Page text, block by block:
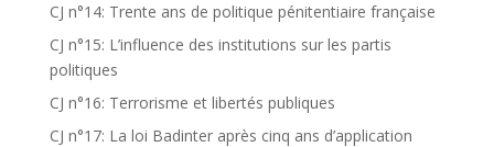
CJ n°14: Trente ans de politique pénitentiaire française
CJ n°15: L’influence des institutions sur les partis
politiques
CJ n°16: Terrorisme et libertés publiques
CJ n°17: La loi Badinter après cinq ans d’application